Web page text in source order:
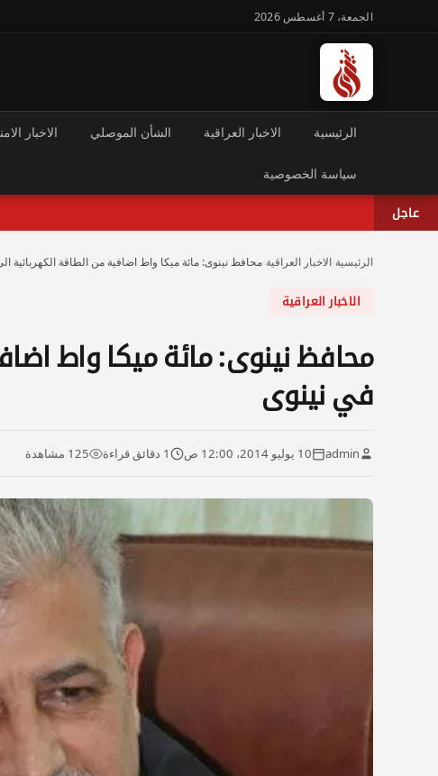
الجمعة، 7 أغسطس 2026
الرئيسية الاخبار العراقية الشأن الموصلي الاخبار
سياسة الخصوصية
عاجل
الرئيسية الاخبار العراقية محافظ نينوى: مائة ميكا واط اضافية من الطاقة الكهربائية
الاخبار العراقية
محافظ نينوى: مائة ميكا واط
في نينوى
admin 10 يوليو 2014، 12:00 ص 1 دقائق قراءة 125 مشاهدة